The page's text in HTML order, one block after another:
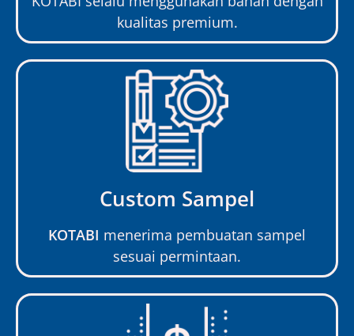
kualitas premium.
Custom Sampel
KOTABI menerima pembuatan sampel
sesuai permintaan.